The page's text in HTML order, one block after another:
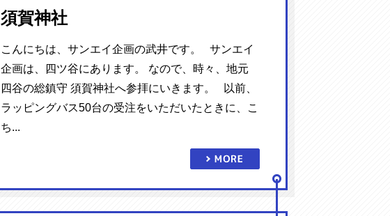
須賀神社
こんにちは、サンエイ企画の武井です。 サンエイ
企画は、四ツ谷にあります。 なので、時々、地元
四谷の総鎮守 須賀神社へ参拝にいきます。 以前、
ラッピングバス50台の受注をいただいたときに、こ
ち...